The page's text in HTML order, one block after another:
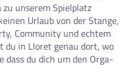
unserem Spielplatz
Urlaub von der Stange,
Community und echtem
du in Lloret genau dort, wo
dass du dich um den Orga-